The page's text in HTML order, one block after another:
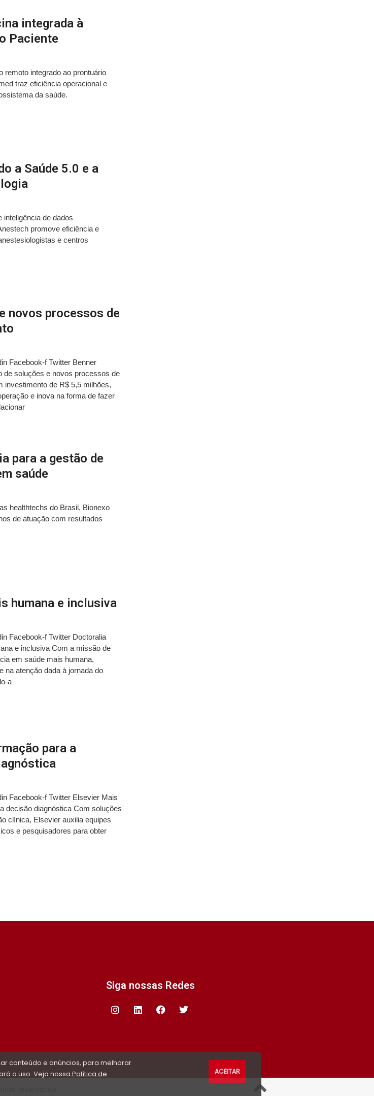
integrada à
Paciente
remoto integrado ao prontuário
traz eficiência operacional e
da saúde.
a Saúde 5.0 e a
inteligência de dados
promove eficiência e
e centros
novos processos de
Facebook-f Twitter Benner
de soluções e novos processos de
investimento de R$ 5,5 milhões,
e inova na forma de fazer
para a gestão de
saúde
healthtechs do Brasil, Bionexo
de atuação com resultados
humana e inclusiva
Facebook-f Twitter Doctoralia
e inclusiva Com a missão de
em saúde mais humana,
na atenção dada à jornada do
a
para a
Facebook-f Twitter Elsevier Mais
decisão diagnóstica Com soluções
clínica, Elsevier auxilia equipes
e pesquisadores para obter
Siga nossas Redes
conteúdo e anúncios, para melhorar
o uso. Veja nossa Política de
ACEITAR